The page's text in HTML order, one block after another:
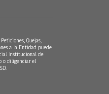
Quejas,
a la Entidad puede
Institucional de
o diligenciar el